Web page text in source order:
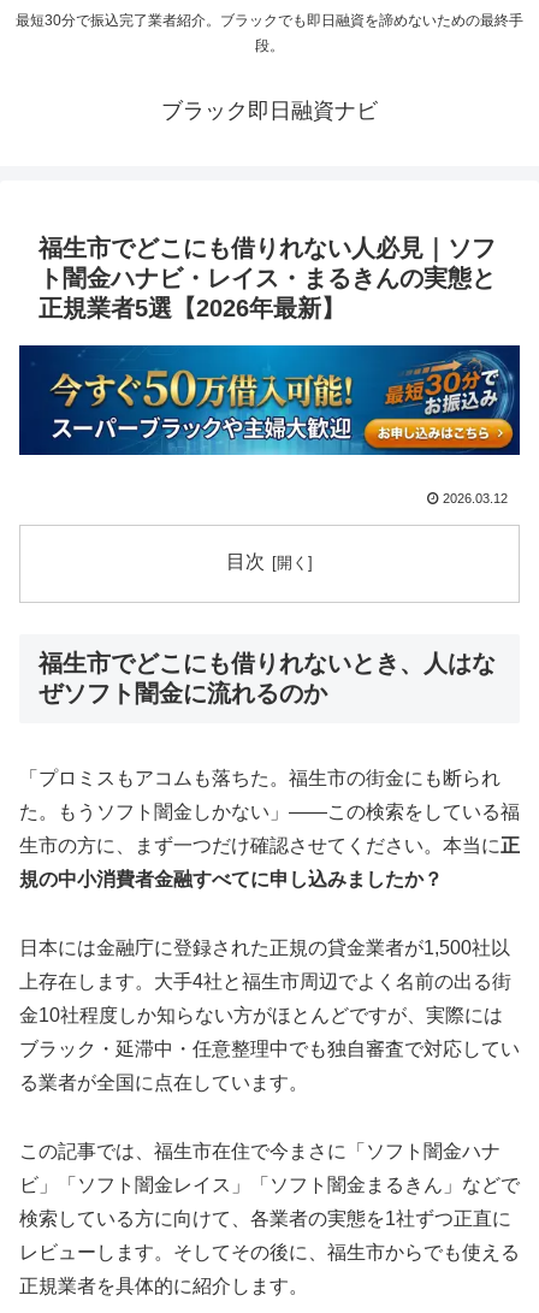
最短30分で振込完了業者紹介。ブラックでも即日融資を諦めないための最終手
段。
ブラック即日融資ナビ
福生市でどこにも借りれない人必見｜ソフ
ト闇金ハナビ・レイス・まるきんの実態と
正規業者5選【2026年最新】
2026.03.12
目次
福生市でどこにも借りれないとき、人はな
ぜソフト闇金に流れるのか
「プロミスもアコムも落ちた。福生市の街金にも断られ
た。もうソフト闇金しかない」——この検索をしている福
生市の方に、まず一つだけ確認させてください。本当に正
規の中小消費者金融すべてに申し込みましたか？
日本には金融庁に登録された正規の貸金業者が1,500社以
上存在します。大手4社と福生市周辺でよく名前の出る街
金10社程度しか知らない方がほとんどですが、実際には
ブラック・延滞中・任意整理中でも独自審査で対応してい
る業者が全国に点在しています。
この記事では、福生市在住で今まさに「ソフト闇金ハナ
ビ」「ソフト闇金レイス」「ソフト闇金まるきん」などで
検索している方に向けて、各業者の実態を1社ずつ正直に
レビューします。そしてその後に、福生市からでも使える
正規業者を具体的に紹介します。